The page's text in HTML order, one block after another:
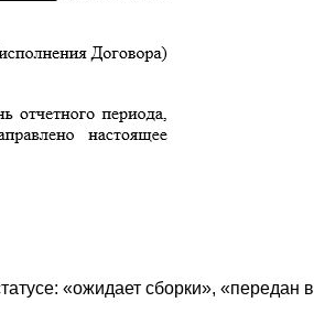
«ожидает сборки», «передан